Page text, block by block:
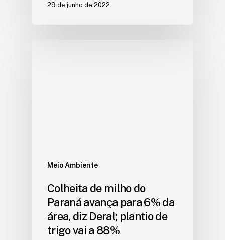
29 de junho de 2022
Meio Ambiente
Colheita de milho do
Paraná avança para 6% da
área, diz Deral; plantio de
trigo vai a 88%